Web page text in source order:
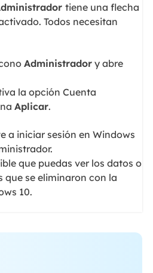
tiene una flecha
Todos necesitan
Administradory abre
la opción Cuenta
Aplicar.
a iniciar sesión en Windows
que puedas ver los datos o
se eliminaron con la
10.